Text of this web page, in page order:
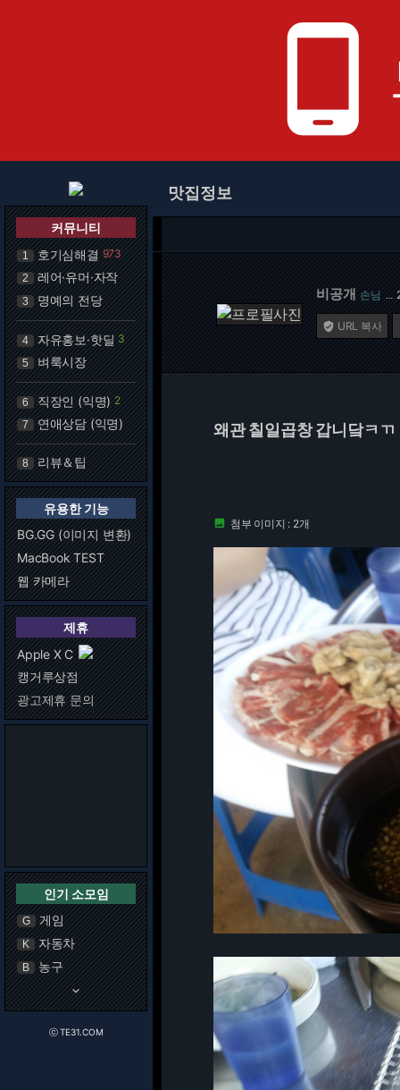
phone_android
커뮤니티
1 호기심해결 973
2 레어·유머·자작
3 명예의 전당
4 자유홍보·핫딜 3
5 벼룩시장
6 직장인 (익명) 2
7 연애상담 (익명)
8 리뷰＆팁
유용한 기능
BG.GG (이미지 변환)
MacBook TEST
웹 카메라
제휴
Apple X C
캥거루상점
광고제휴 문의
인기 소모임
G 게임
K 자동차
B 농구
keyboard_arrow_down
ⓒ TE31.COM
맛집정보
비공개 손님 …
 URL 복사
왜관 칠일곱창 갑니닼ㅋㄲ
 첨부 이미지 : 2개